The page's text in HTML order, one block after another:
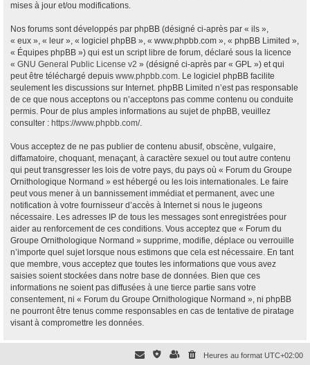
mises à jour et/ou modifications.
Nos forums sont développés par phpBB (désigné ci-après par « ils »,
« eux », « leur », « logiciel phpBB », « www.phpbb.com », « phpBB Limited »,
« Équipes phpBB ») qui est un script libre de forum, déclaré sous la licence
« GNU General Public License v2 » (désigné ci-après par « GPL ») et qui
peut être téléchargé depuis www.phpbb.com. Le logiciel phpBB facilite
seulement les discussions sur Internet. phpBB Limited n’est pas responsable
de ce que nous acceptons ou n’acceptons pas comme contenu ou conduite
permis. Pour de plus amples informations au sujet de phpBB, veuillez
consulter : https://www.phpbb.com/.
Vous acceptez de ne pas publier de contenu abusif, obscène, vulgaire,
diffamatoire, choquant, menaçant, à caractère sexuel ou tout autre contenu
qui peut transgresser les lois de votre pays, du pays où « Forum du Groupe
Ornithologique Normand » est hébergé ou les lois internationales. Le faire
peut vous mener à un bannissement immédiat et permanent, avec une
notification à votre fournisseur d’accès à Internet si nous le jugeons
nécessaire. Les adresses IP de tous les messages sont enregistrées pour
aider au renforcement de ces conditions. Vous acceptez que « Forum du
Groupe Ornithologique Normand » supprime, modifie, déplace ou verrouille
n’importe quel sujet lorsque nous estimons que cela est nécessaire. En tant
que membre, vous acceptez que toutes les informations que vous avez
saisies soient stockées dans notre base de données. Bien que ces
informations ne soient pas diffusées à une tierce partie sans votre
consentement, ni « Forum du Groupe Ornithologique Normand », ni phpBB
ne pourront être tenus comme responsables en cas de tentative de piratage
visant à compromettre les données.
Heures au format UTC+02:00